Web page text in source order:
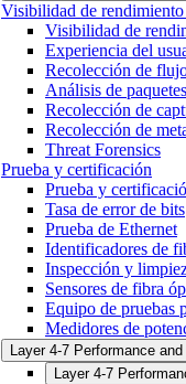
Visibilidad de rendimiento
Visibilidad de
Experiencia del
Recolección de
Análisis de paquetes
Recolección de
Recolección de
Threat Forensics
Prueba y certificación
Prueba y
Tasa de error de bits
Prueba de Ethernet
Identificadores de
Inspección y
Sensores de fibra
Equipo de pruebas
Medidores de
Layer 4-7 Performance
Layer 4-7